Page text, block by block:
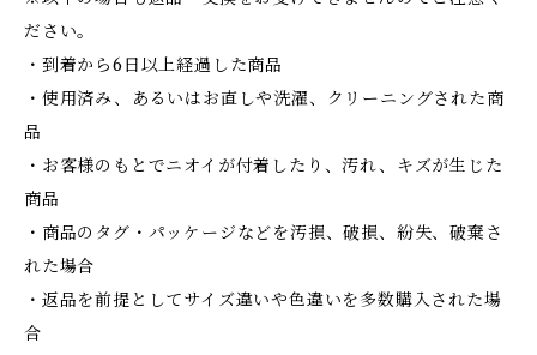
ださい。
・到着から6日以上経過した商品
・使用済み、あるいはお直しや洗濯、クリーニングされた商
品
・お客様のもとでニオイが付着したり、汚れ、キズが生じた
商品
・商品のタグ・パッケージなどを汚損、破損、紛失、破棄さ
れた場合
・返品を前提としてサイズ違いや色違いを多数購入された場
合